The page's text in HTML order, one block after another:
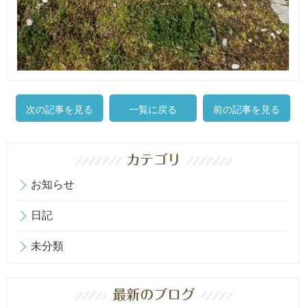
次の記事を見る 一覧に戻る 前の記事を見る
お知らせ
日記
未分類